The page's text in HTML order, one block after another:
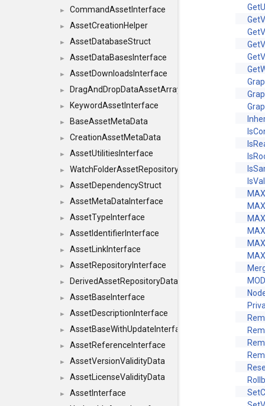
► CommandAssetInterface
► AssetCreationHelper
► AssetDatabaseStruct
► AssetDataBasesInterface
► AssetDownloadsInterface
► DragAndDropDataAssetArray
► KeywordAssetInterface
► BaseAssetMetaData
► CreationAssetMetaData
► AssetUtilitiesInterface
► WatchFolderAssetRepositoryInterface
► AssetDependencyStruct
► AssetMetaDataInterface
► AssetTypeInterface
► AssetIdentifierInterface
► AssetLinkInterface
► AssetRepositoryInterface
► DerivedAssetRepositoryDataInterface
► AssetBaseInterface
► AssetDescriptionInterface
► AssetBaseWithUpdateInterface
► AssetReferenceInterface
► AssetVersionValidityData
► AssetLicenseValidityData
►
AssetInterface